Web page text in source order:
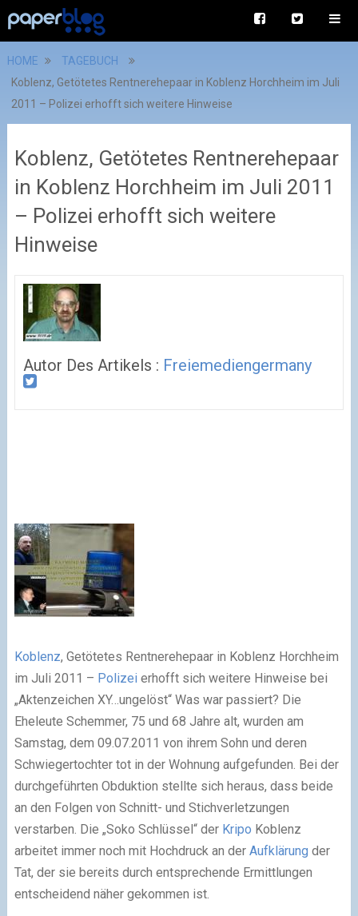
HOME
TAGEBUCH
Koblenz, Getötetes Rentnerehepaar in Koblenz Horchheim im Juli
2011 – Polizei erhofft sich weitere Hinweise
Koblenz, Getötetes Rentnerehepaar
in Koblenz Horchheim im Juli 2011
– Polizei erhofft sich weitere
Hinweise
Autor Des Artikels : Freiemediengermany
Koblenz, Getötetes Rentnerehepaar in Koblenz Horchheim
im Juli 2011 – Polizeierhofft sich weitere Hinweise bei
„Aktenzeichen XY…ungelöst“ Was war passiert? Die
Eheleute Schemmer, 75 und 68 Jahre alt, wurden am
Samstag, dem 09.07.2011 von ihrem Sohn und deren
Schwiegertochter tot in der Wohnung aufgefunden. Bei der
durchgeführten Obduktion stellte sich heraus, dass beide
an den Folgen von Schnitt- und Stichverletzungen
verstarben. Die „Soko Schlüssel“ der Kripo Koblenz
arbeitet immer noch mit Hochdruck an der Aufklärung der
Tat, der sie bereits durch entsprechende Ermittlungen
entscheidend näher gekommen ist.